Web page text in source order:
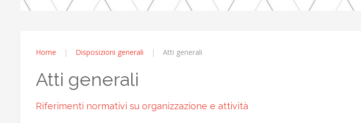
Home Disposizioni generali Atti generali
Atti generali
Riferimenti normativi su organizzazione e attività